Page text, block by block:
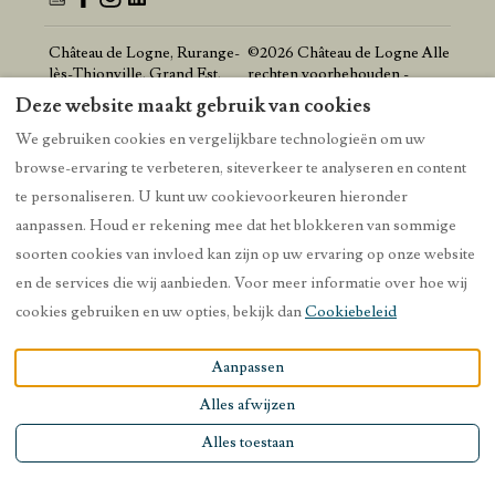
Château de Logne, Rurange-
lès-Thionville, Grand Est,
Frankrijk 57310
E-mail:
chateaudelogne@gmail.com
©2026 Château de Logne Alle
rechten voorbehouden-
Aangedreven door
Deze website maakt gebruik van cookies
We gebruiken cookies en vergelijkbare technologieën om uw
browse-ervaring te verbeteren, siteverkeer te analyseren en content
te personaliseren. U kunt uw cookievoorkeuren hieronder
aanpassen. Houd er rekening mee dat het blokkeren van sommige
soorten cookies van invloed kan zijn op uw ervaring op onze website
en de services die wij aanbieden. Voor meer informatie over hoe wij
cookies gebruiken en uw opties, bekijk danCookiebeleid
Aanpassen
Alles afwijzen
Alles toestaan